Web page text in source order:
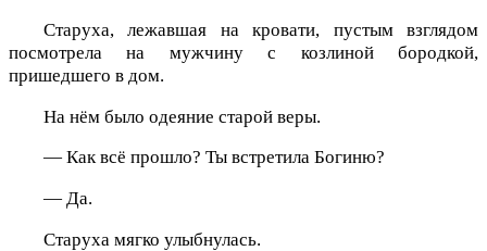
Старуха, лежавшая на кровати, пустым взглядом
посмотрела на мужчину с козлиной бородкой,
пришедшего в дом.
На нём было одеяние старой веры.
— Как всё прошло? Ты встретила Богиню?
— Да.
Старуха мягко улыбнулась.